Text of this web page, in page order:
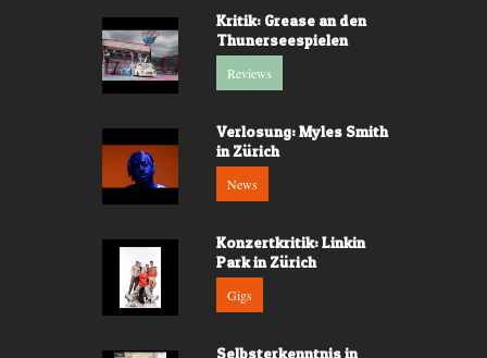
Kritik: Grease an den
Thunerseespielen
Reviews
Verlosung: Myles Smith
in Zürich
News
Konzertkritik: Linkin
Park in Zürich
Gigs
Selbsterkenntnis in